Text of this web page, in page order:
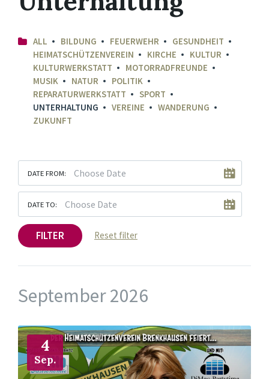
ALL BILDUNG FEUERWEHR
GESUNDHEIT
HEIMATSCHÜTZENVEREIN
KIRCHE
KULTUR
KULTURWERKSTATT
MOTORRADFREUNDE
MUSIK
NATUR
POLITIK
REPARATURWERKSTATT
SPORT
UNTERHALTUNG
VEREINE
WANDERUNG
ZUKUNFT
DATE FROM:
DATE TO:
FILTER Reset filter
September 2026
4
Sep.
More
Info